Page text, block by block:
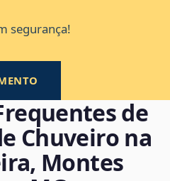
segurança!
de
Chuveiro na
Montes